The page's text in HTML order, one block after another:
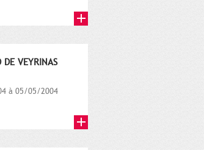
DE VEYRINAS
à 05/05/2004